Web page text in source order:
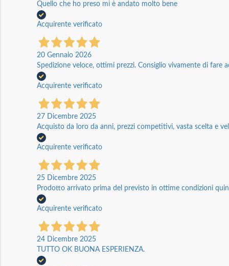
Quello che ho preso mi è andato molto bene
Acquirente verificato
20 Gennaio 2026
Spedizione veloce, ottimi prezzi. Consiglio vivamente di fare
Acquirente verificato
27 Dicembre 2025
Acquisto da loro da anni, prezzi competitivi, vasta scelta e
Acquirente verificato
25 Dicembre 2025
Prodotto arrivato prima del previsto in ottime condizioni
Acquirente verificato
24 Dicembre 2025
TUTTO OK BUONA ESPERIENZA.